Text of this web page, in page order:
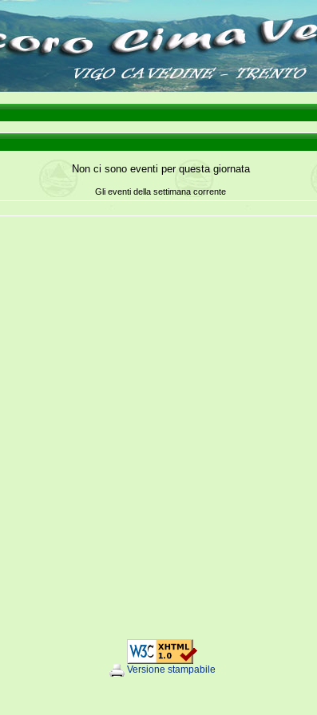
Non ci sono eventi per questa giornata
Gli eventi della settimana corrente
Versione stampabile